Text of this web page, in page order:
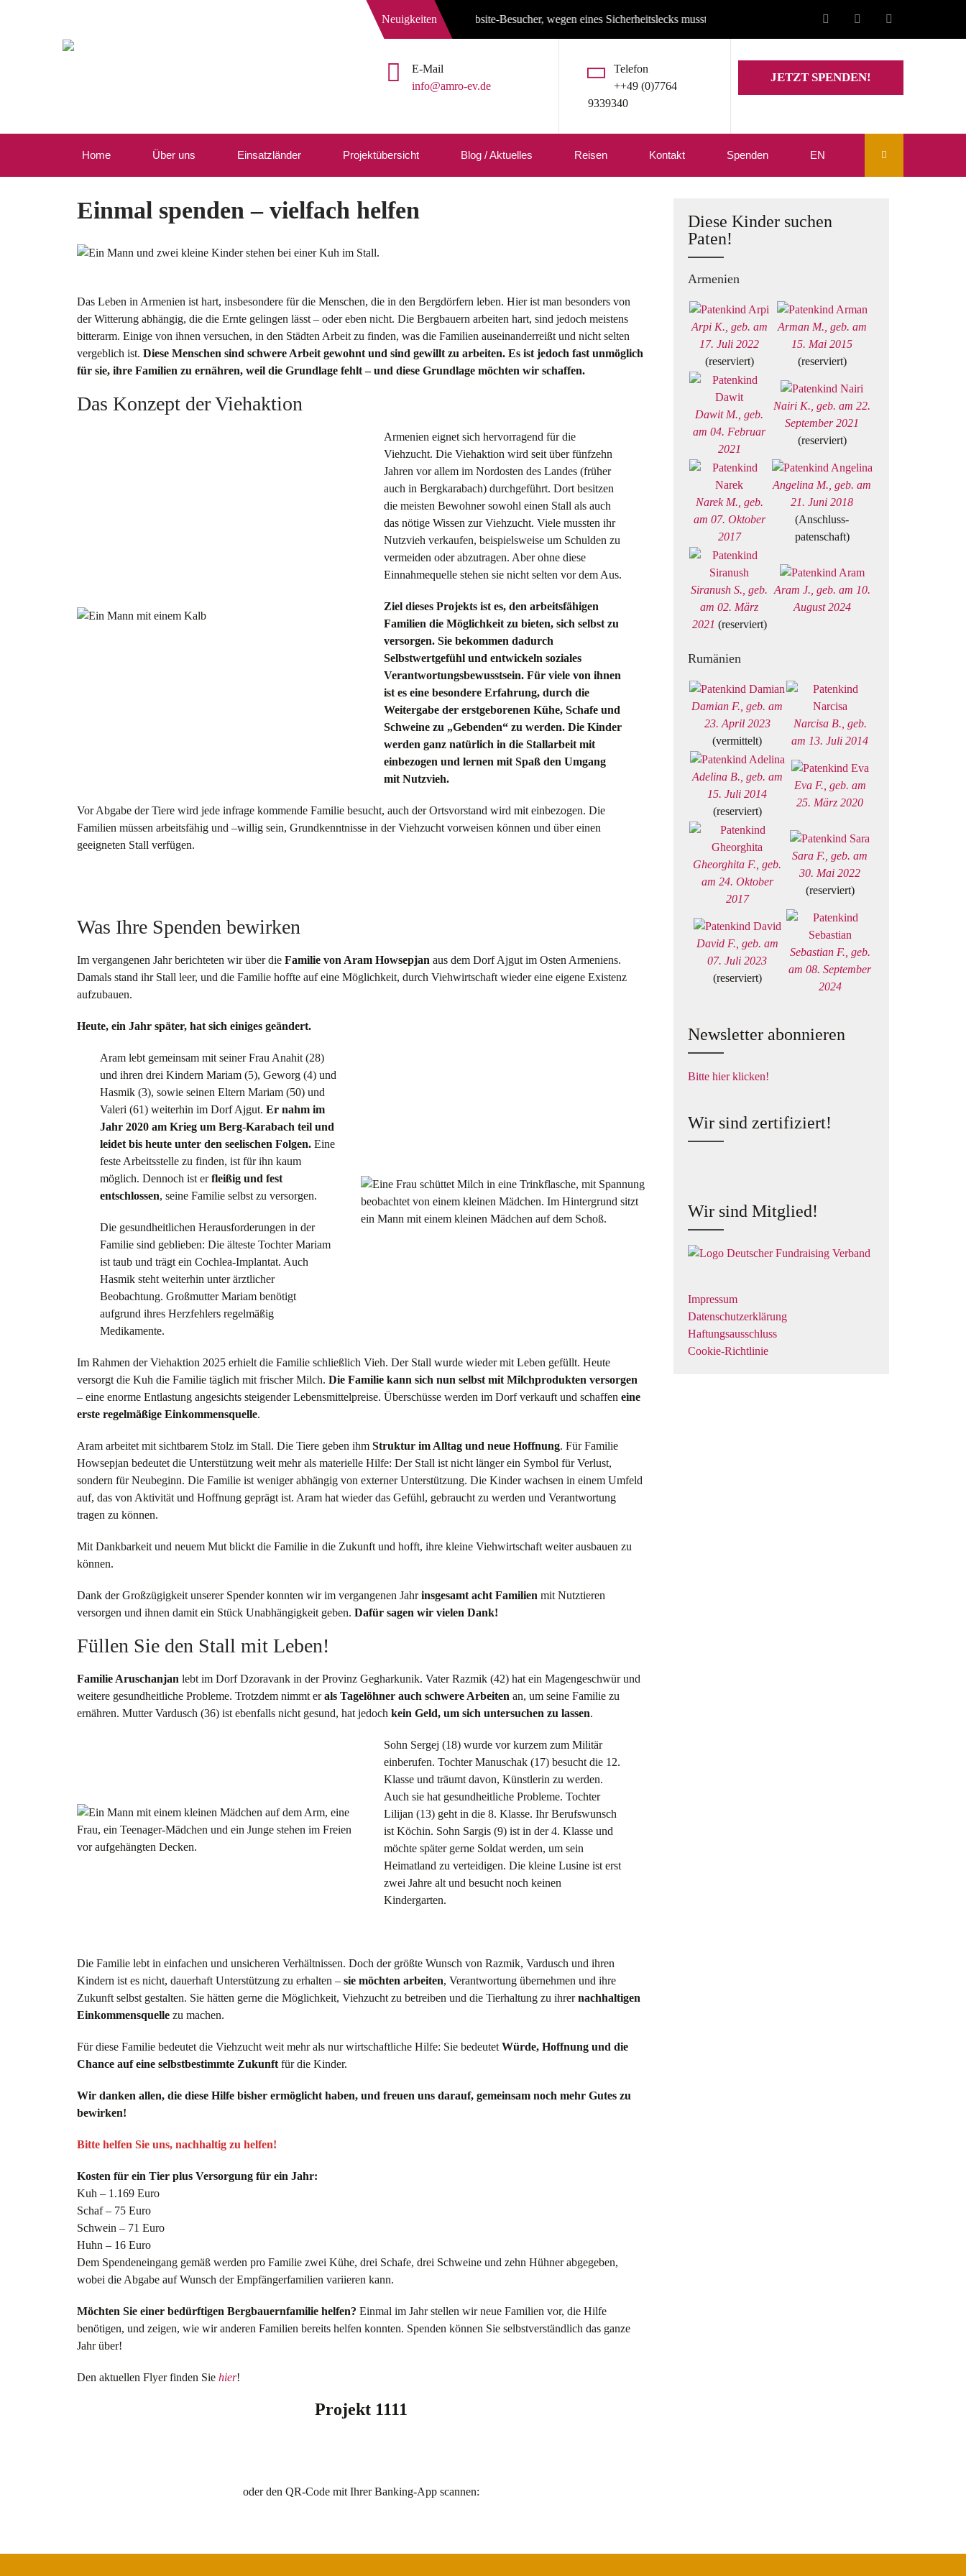
Neuigkeiten
Liebe Website-Besucher, wegen eines Sicherheitslecks musste unsere Website auf den Stand von Mitte Juli zurückgesetzt
E-Mail
info@amro-ev.de
Telefon
++49 (0)7764
9339340
JETZT SPENDEN!
Home Über uns Einsatzländer Projektübersicht Blog / Aktuelles Reisen Kontakt Spenden EN
Einmal spenden – vielfach helfen
Das Leben in Armenien ist hart, insbesondere für die Menschen, die in den Bergdörfern leben. Hier ist man besonders von
der Witterung abhängig, die die Ernte gelingen lässt – oder eben nicht. Die Bergbauern arbeiten hart, sind jedoch meistens
bitterarm. Einige von ihnen versuchen, in den Städten Arbeit zu finden, was die Familien auseinanderreißt und nicht selten
vergeblich ist. Diese Menschen sind schwere Arbeit gewohnt und sind gewillt zu arbeiten. Es ist jedoch fast unmöglich
für sie, ihre Familien zu ernähren, weil die Grundlage fehlt – und diese Grundlage möchten wir schaffen.
Das Konzept der Viehaktion
Armenien eignet sich hervorragend für die
Viehzucht. Die Viehaktion wird seit über fünfzehn
Jahren vor allem im Nordosten des Landes (früher
auch in Bergkarabach) durchgeführt. Dort besitzen
die meisten Bewohner sowohl einen Stall als auch
das nötige Wissen zur Viehzucht. Viele mussten ihr
Nutzvieh verkaufen, beispielsweise um Schulden zu
vermeiden oder abzutragen. Aber ohne diese
Einnahmequelle stehen sie nicht selten vor dem Aus.
Ziel dieses Projekts ist es, den arbeitsfähigen
Familien die Möglichkeit zu bieten, sich selbst zu
versorgen. Sie bekommen dadurch
Selbstwertgefühl und entwickeln soziales
Verantwortungsbewusstsein. Für viele von ihnen
ist es eine besondere Erfahrung, durch die
Weitergabe der erstgeborenen Kühe, Schafe und
Schweine zu „Gebenden“ zu werden. Die Kinder
werden ganz natürlich in die Stallarbeit mit
einbezogen und lernen mit Spaß den Umgang
mit Nutzvieh.
Vor Abgabe der Tiere wird jede infrage kommende Familie besucht, auch der Ortsvorstand wird mit einbezogen. Die
Familien müssen arbeitsfähig und –willig sein, Grundkenntnisse in der Viehzucht vorweisen können und über einen
geeigneten Stall verfügen.
Was Ihre Spenden bewirken
Im vergangenen Jahr berichteten wir über die Familie von Aram Howsepjan aus dem Dorf Ajgut im Osten Armeniens.
Damals stand ihr Stall leer, und die Familie hoffte auf eine Möglichkeit, durch Viehwirtschaft wieder eine eigene Existenz
aufzubauen.
Heute, ein Jahr später, hat sich einiges geändert.
Aram lebt gemeinsam mit seiner Frau Anahit (28)
und ihren drei Kindern Mariam (5), Geworg (4) und
Hasmik (3), sowie seinen Eltern Mariam (50) und
Valeri (61) weiterhin im Dorf Ajgut. Er nahm im
Jahr 2020 am Krieg um Berg-Karabach teil und
leidet bis heute unter den seelischen Folgen.Eine
feste Arbeitsstelle zu finden, ist für ihn kaum
möglich. Dennoch ist erfleißig und fest
entschlossen, seine Familie selbst zu versorgen.
Die gesundheitlichen Herausforderungen in der
Familie sind geblieben: Die älteste Tochter Mariam
ist taub und trägt ein Cochlea-Implantat. Auch
Hasmik steht weiterhin unter ärztlicher
Beobachtung. Großmutter Mariam benötigt
aufgrund ihres Herzfehlers regelmäßig
Medikamente.
Im Rahmen der Viehaktion 2025 erhielt die Familie schließlich Vieh. Der Stall wurde wieder mit Leben gefüllt. Heute
versorgt die Kuh die Familie täglich mit frischer Milch. Die Familie kann sich nun selbst mit Milchprodukten versorgen
– eine enorme Entlastung angesichts steigender Lebensmittelpreise. Überschüsse werden im Dorf verkauft und schaffen eine
erste regelmäßige Einkommensquelle.
Aram arbeitet mit sichtbarem Stolz im Stall. Die Tiere geben ihm Struktur im Alltag und neue Hoffnung. Für Familie
Howsepjan bedeutet die Unterstützung weit mehr als materielle Hilfe: Der Stall ist nicht länger ein Symbol für Verlust,
sondern für Neubeginn. Die Familie ist weniger abhängig von externer Unterstützung. Die Kinder wachsen in einem Umfeld
auf, das von Aktivität und Hoffnung geprägt ist. Aram hat wieder das Gefühl, gebraucht zu werden und Verantwortung
tragen zu können.
Mit Dankbarkeit und neuem Mut blickt die Familie in die Zukunft und hofft, ihre kleine Viehwirtschaft weiter ausbauen zu
können.
Dank der Großzügigkeit unserer Spender konnten wir im vergangenen Jahrinsgesamt acht Familien mit Nutztieren
versorgen und ihnen damit ein Stück Unabhängigkeit geben. Dafür sagen wir vielen Dank!
Füllen Sie den Stall mit Leben!
Familie Aruschanjan lebt im Dorf Dzoravank in der Provinz Gegharkunik. Vater Razmik (42) hat ein Magengeschwür und
weitere gesundheitliche Probleme. Trotzdem nimmt erals Tagelöhner auch schwere Arbeiten an, um seine Familie zu
ernähren. Mutter Vardusch (36) ist ebenfalls nicht gesund, hat jedoch kein Geld, um sich untersuchen zu lassen.
Sohn Sergej (18) wurde vor kurzem zum Militär
einberufen. Tochter Manuschak (17) besucht die 12.
Klasse und träumt davon, Künstlerin zu werden.
Auch sie hat gesundheitliche Probleme. Tochter
Lilijan (13) geht in die 8. Klasse. Ihr Berufswunsch
ist Köchin. Sohn Sargis (9) ist in der 4. Klasse und
möchte später gerne Soldat werden, um sein
Heimatland zu verteidigen. Die kleine Lusine ist erst
zwei Jahre alt und besucht noch keinen
Kindergarten.
Die Familie lebt in einfachen und unsicheren Verhältnissen. Doch der größte Wunsch von Razmik, Vardusch und ihren
Kindern ist es nicht, dauerhaft Unterstützung zu erhalten – sie möchten arbeiten, Verantwortung übernehmen und ihre
Zukunft selbst gestalten. Sie hätten gerne die Möglichkeit, Viehzucht zu betreiben und die Tierhaltung zu ihrernachhaltigen
Einkommensquelle zu machen.
Für diese Familie bedeutet die Viehzucht weit mehr als nur wirtschaftliche Hilfe: Sie bedeutet Würde, Hoffnung und die
Chance auf eine selbstbestimmte Zukunft für die Kinder.
Wir danken allen, die diese Hilfe bisher ermöglicht haben, und freuen uns darauf, gemeinsam noch mehr Gutes zu
bewirken!
Bitte helfen Sie uns, nachhaltig zu helfen!
Kosten für ein Tier plus Versorgung für ein Jahr:
Kuh – 1.169 Euro
Schaf – 75 Euro
Schwein – 71 Euro
Huhn – 16 Euro
Dem Spendeneingang gemäß werden pro Familie zwei Kühe, drei Schafe, drei Schweine und zehn Hühner abgegeben,
wobei die Abgabe auf Wunsch der Empfängerfamilien variieren kann.
Möchten Sie einer bedürftigen Bergbauernfamilie helfen? Einmal im Jahr stellen wir neue Familien vor, die Hilfe
benötigen, und zeigen, wie wir anderen Familien bereits helfen konnten. Spenden können Sie selbstverständlich das ganze
Jahr über!
Den aktuellen Flyer finden Sie hier!
Projekt 1111
oder den QR-Code mit Ihrer Banking-App scannen:
Diese Kinder suchen
Paten!
Armenien
Arpi K., geb. am
17. Juli 2022
(reserviert)
Arman M., geb. am
15. Mai 2015
(reserviert)
Dawit M., geb.
am 04. Februar
2021
Nairi K., geb. am 22.
September 2021
(reserviert)
Narek M., geb.
am 07. Oktober
2017
Angelina M., geb. am
21. Juni 2018
(Anschluss-
patenschaft)
Siranush S., geb.
am 02. März
2021 (reserviert)
Aram J., geb. am 10.
August 2024
Rumänien
Damian F., geb. am
23. April 2023
(vermittelt)
Narcisa B., geb.
am 13. Juli 2014
Adelina B., geb. am
15. Juli 2014
(reserviert)
Eva F., geb. am
25. März 2020
Gheorghita F., geb.
am 24. Oktober
2017
Sara F., geb. am
30. Mai 2022
(reserviert)
David F., geb. am
07. Juli 2023
(reserviert)
Sebastian F., geb.
am 08. September
2024
Newsletter abonnieren
Bitte hier klicken!
Wir sind zertifiziert!
Wir sind Mitglied!
Impressum
Datenschutzerklärung
Haftungsausschluss
Cookie-Richtlinie